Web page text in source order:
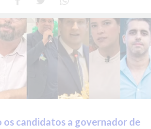
os candidatos a governador de